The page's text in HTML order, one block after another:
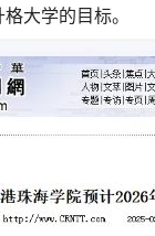
大学的目标。